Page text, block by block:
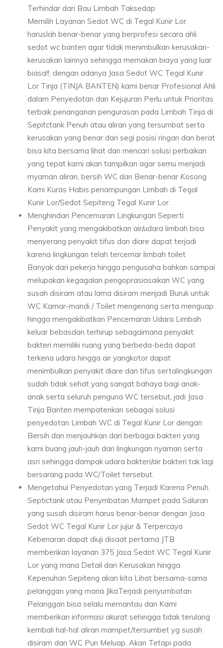
Terhindar dari Bau Limbah Taksedap
Memilih Layanan Sedot WC di Tegal Kunir Lor
haruslah benar-benar yang berprofesi secara ahli
sedot wc banten agar tidak menimbulkan kerusakan-
kerusakan lainnya sehingga memakan biaya yang luar
biasa!!, dengan adanya Jasa Sedot WC Tegal Kunir
Lor Tinja (TINJA BANTEN) kami benar Profesional Ahli
dalam Penyedotan dan Kejujuran Perlu untuk Prioritas
terbaik penanganan pengurasan pada Limbah Tinja di
Sepitctank Penuh atau aliran yang tersumbat serta
kerusakan yang benar dari segi posisi ringan dan berat
bisa kita bersama lihat dan mencari solusi perbaikan
yang tepat kami akan tampilkan agar semu menjadi
myaman aliran, bersih WC dan Benar-benar Kosong
Kami Kuras Habis penampungan Limbah di Tegal
Kunir Lor/Sedot Sepiteng Tegal Kunir Lor.
Menghindari Pencemaran Lingkungan Seperti
Penyakit yang mengakibatkan air/udara limbah bisa
menyerang penyakit tifus dan diare dapat terjadi
karena lingkungan telah tercemar limbah toilet
Banyak dari pekerja hingga pengusaha bahkan sampai
melupakan kegagalan pengoprasiasaikan WC yang
susah disiram atau lama disiram menjadi Buruk untuk
WC Kamar-mandi / Toilet mengenang serta menguap
hingga mengakibatkan Pencemaran Udara Limbah
keluar bebasdan terhirup sebagaimana penyakit
bakteri memiliki ruang yang berbeda-beda dapat
terkena udara hingga air yangkotor dapat
menimbulkan penyakit diare dan tifus sertalingkungan
sudah tidak sehat yang sangat bahaya bagi anak-
anak serta seluruh penguna WC tersebut, jadi Jasa
Tinja Banten mempatenkan sebagai solusi
penyedotan Limbah WC di Tegal Kunir Lor dengan
Bersih dan menjauhkan dari berbagai bakteri yang
kami buang jauh-jauh dari lingkungan nyaman serta
asri sehingga dampak udara bakteri/air bakteri tak lagi
bersarang pada WC/Toilet tersebut.
Mengetahui Penyedotan yang Terjadi Karena Penuh
Septictank atau Penymbatan Mampet pada Saluran
yang susah disiram harus benar-benar dengan Jasa
Sedot WC Tegal Kunir Lor jujur & Terpercaya
Kebenaran dapat diuji disaat pertama JTB
memberikan layanan 375 Jasa Sedot WC Tegal Kunir
Lor yang mana Detail dari Kerusakan hingga
Kepenuhan Sepiteng akan kita Lihat bersama-sama
pelanggan yang mana JikaTerjadi penyumbatan
Pelanggan bisa selalu memantau dan Kami
memberikan informasi akurat sehingga tidak terulang
kembali hal-hal aliran mampet/tersumbet yg susah
disiram dan WC Pun Meluap, Akan Tetapi pada